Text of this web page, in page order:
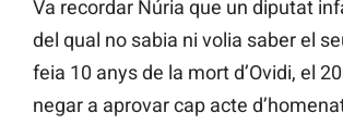
Va recordar Núria que un diputat
del qual no sabia ni volia saber el
feia 10 anys de la mort d’Ovidi, el
negar a aprovar cap acte